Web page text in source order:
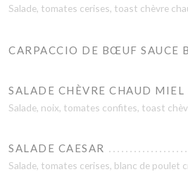
Salade, tomates cerises, toast chèvre
CARPACCIO DE BŒUF SAUCE
SALADE CHÈVRE CHAUD MIEL
Salade, noix, tomates confites, toast
SALADE CAESAR
Salade, tomates cerises, blanc de poulet